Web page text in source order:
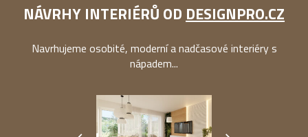
NÁVRHY INTERIÉRŮ OD DESIGNPRO.CZ
Navrhujeme osobité, moderní a nadčasové interiéry s
nápadem...